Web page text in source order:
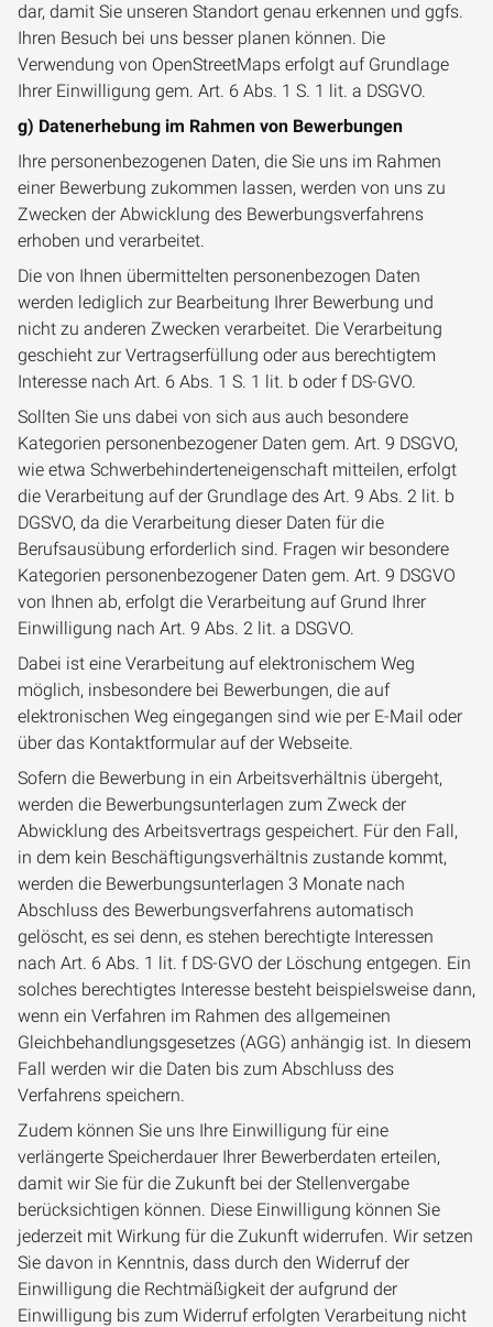
dar, damit Sie unseren Standort genau erkennen und ggfs.
Ihren Besuch bei uns besser planen können. Die
Verwendung von OpenStreetMaps erfolgt auf Grundlage
Ihrer Einwilligung gem. Art. 6 Abs. 1 S. 1 lit. a DSGVO.
g) Datenerhebung im Rahmen von Bewerbungen
Ihre personenbezogenen Daten, die Sie uns im Rahmen
einer Bewerbung zukommen lassen, werden von uns zu
Zwecken der Abwicklung des Bewerbungsverfahrens
erhoben und verarbeitet.
Die von Ihnen übermittelten personenbezogen Daten
werden lediglich zur Bearbeitung Ihrer Bewerbung und
nicht zu anderen Zwecken verarbeitet. Die Verarbeitung
geschieht zur Vertragserfüllung oder aus berechtigtem
Interesse nach Art. 6 Abs. 1 S. 1 lit. b oder f DS-GVO.
Sollten Sie uns dabei von sich aus auch besondere
Kategorien personenbezogener Daten gem. Art. 9 DSGVO,
wie etwa Schwerbehinderteneigenschaft mitteilen, erfolgt
die Verarbeitung auf der Grundlage des Art. 9 Abs. 2 lit. b
DGSVO, da die Verarbeitung dieser Daten für die
Berufsausübung erforderlich sind. Fragen wir besondere
Kategorien personenbezogener Daten gem. Art. 9 DSGVO
von Ihnen ab, erfolgt die Verarbeitung auf Grund Ihrer
Einwilligung nach Art. 9 Abs. 2 lit. a DSGVO.
Dabei ist eine Verarbeitung auf elektronischem Weg
möglich, insbesondere bei Bewerbungen, die auf
elektronischen Weg eingegangen sind wie per E-Mail oder
über das Kontaktformular auf der Webseite.
Sofern die Bewerbung in ein Arbeitsverhältnis übergeht,
werden die Bewerbungsunterlagen zum Zweck der
Abwicklung des Arbeitsvertrags gespeichert. Für den Fall,
in dem kein Beschäftigungsverhältnis zustande kommt,
werden die Bewerbungsunterlagen 3 Monate nach
Abschluss des Bewerbungsverfahrens automatisch
gelöscht, es sei denn, es stehen berechtigte Interessen
nach Art. 6 Abs. 1 lit. f DS-GVO der Löschung entgegen. Ein
solches berechtigtes Interesse besteht beispielsweise dann,
wenn ein Verfahren im Rahmen des allgemeinen
Gleichbehandlungsgesetzes (AGG) anhängig ist. In diesem
Fall werden wir die Daten bis zum Abschluss des
Verfahrens speichern.
Zudem können Sie uns Ihre Einwilligung für eine
verlängerte Speicherdauer Ihrer Bewerberdaten erteilen,
damit wir Sie für die Zukunft bei der Stellenvergabe
berücksichtigen können. Diese Einwilligung können Sie
jederzeit mit Wirkung für die Zukunft widerrufen. Wir setzen
Sie davon in Kenntnis, dass durch den Widerruf der
Einwilligung die Rechtmäßigkeit der aufgrund der
Einwilligung bis zum Widerruf erfolgten Verarbeitung nicht